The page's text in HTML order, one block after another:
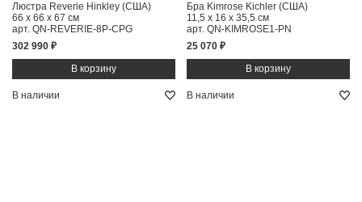
Люстра Reverie Hinkley (США)
66 x 66 x 67 см
арт. QN-REVERIE-8P-CPG
302 990 ₽
Бра Kimrose Kichler (США)
11,5 x 16 x 35,5 см
арт. QN-KIMROSE1-PN
25 070 ₽
В наличии В наличии